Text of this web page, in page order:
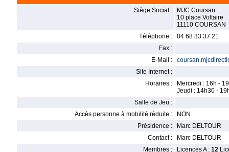
Siège Social :
MJC Coursan
10 place Voltaire
11110 COURSAN
Téléphone :
04 68 33 37 21
Fax :
E-Mail :
Site Internet :
Horaires :
Mercredi : 16h -
Jeudi : 14h30 -
Salle de Jeu :
Accès personne à mobilité réduite :
NON
Présidence :
Marc DELTOUR
Contact :
Marc DELTOUR
Membres :
Licences A : 12